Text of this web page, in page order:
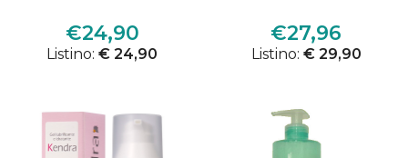
€24,90
Listino: € 24,90
€27,96
Listino: € 29,90